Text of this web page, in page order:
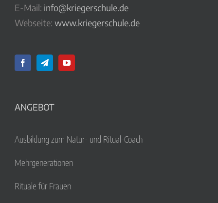
E-Mail: info@kriegerschule.de
Webseite: www.kriegerschule.de
ANGEBOT
Ausbildung zum Natur- und Ritual-Coach
Mehrgenerationen
Rituale für Frauen